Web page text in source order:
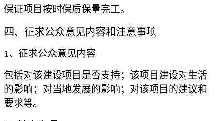
保证项目按时保质保量完工。
四、征求公众意见内容和注意事项
1、征求公众意见内容
包括对该建设项目是否支持；该项目建设对生活
的影响；对当地发展的影响；对该项目的建议和
要求等。